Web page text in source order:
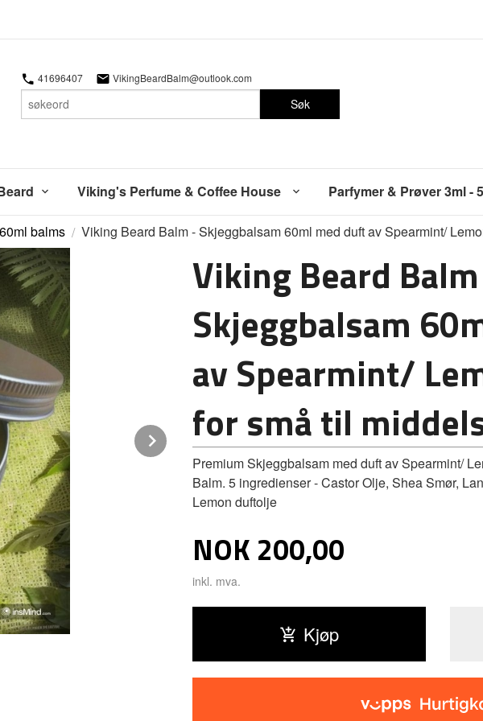
41696407 VikingBeardBalm@outlook.com
Søk
Viking's Perfume & Coffee House Parfymer & Prøver 3ml -
balms Viking Beard Balm - Skjeggbalsam 60ml med duft av Spearmint/
Next
Viking Beard
Skjeggbalsam
av Spearmint/
for små til
Premium Skjeggbalsam med duft av Spearmint/
Balm. 5 ingredienser - Castor Olje, Shea Smør,
Lemon duftolje
Pris
NOK 200,00
inkl. mva.
Kjøp